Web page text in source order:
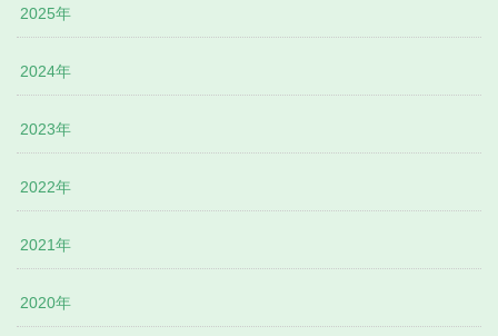
2025年
2024年
2023年
2022年
2021年
2020年